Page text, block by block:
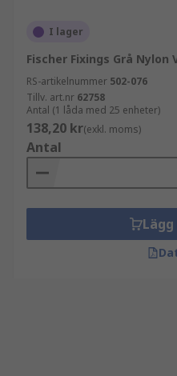
I lager
Fischer Fixings Grå Nylon
RS-artikelnummer 502-076
Tillv. art.nr 62758
Antal (1 låda med 25 enheter)
138,20 kr(exkl. moms)
Antal